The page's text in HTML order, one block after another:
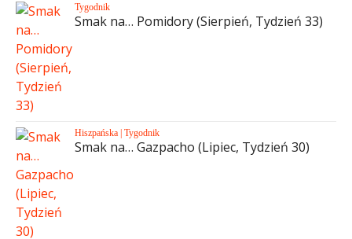
Tygodnik
Smak na… Pomidory (Sierpień, Tydzień 33)
Hiszpańska | Tygodnik
Smak na… Gazpacho (Lipiec, Tydzień 30)